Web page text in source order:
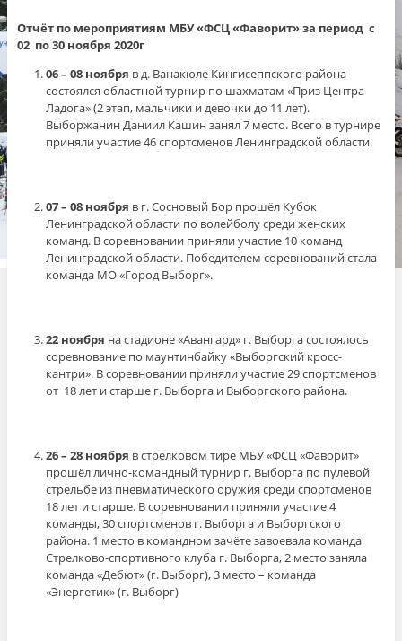
Отчёт по мероприятиям МБУ «ФСЦ «Фаворит» за период с
02 по 30 ноября 2020г
06 – 08 ноября в д. Ванакюле Кингисеппского района
состоялся областной турнир по шахматам «Приз Центра
Ладога» (2 этап, мальчики и девочки до 11 лет).
Выборжанин Даниил Кашин занял 7 место. Всего в турнире
приняли участие 46 спортсменов Ленинградской области.
07 – 08 ноября в г. Сосновый Бор прошёл Кубок
Ленинградской области по волейболу среди женских
команд. В соревновании приняли участие 10 команд
Ленинградской области. Победителем соревнований стала
команда МО «Город Выборг».
22 ноября на стадионе «Авангард» г. Выборга состоялось
соревнование по маунтинбайку «Выборгский кросс-
кантри». В соревновании приняли участие 29 спортсменов
от 18 лет и старше г. Выборга и Выборгского района.
26 – 28 ноября в стрелковом тире МБУ «ФСЦ «Фаворит»
прошёл лично-командный турнир г. Выборга по пулевой
стрельбе из пневматического оружия среди спортсменов
18 лет и старше. В соревновании приняли участие 4
команды, 30 спортсменов г. Выборга и Выборгского
района. 1 место в командном зачёте завоевала команда
Стрелково-спортивного клуба г. Выборга, 2 место заняла
команда «Дебют» (г. Выборг), 3 место – команда
«Энергетик» (г. Выборг)